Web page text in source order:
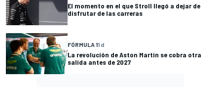
El momento en el que Stroll llegó a dejar de
disfrutar de las carreras
FÓRMULA 11 d
La revolución de Aston Martin se cobra otra
salida antes de 2027